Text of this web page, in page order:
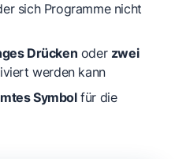
sich Programme nicht
Drücken oder zwei
werden kann
Symbolfür die